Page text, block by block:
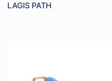
LAGIS PATH